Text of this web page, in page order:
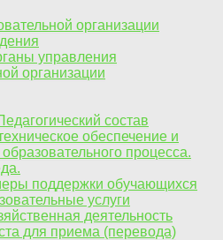
организации
управления
организации
состав
обеспечение и
процесса.
поддержки обучающихся
услуги
деятельность
для приема (перевода)